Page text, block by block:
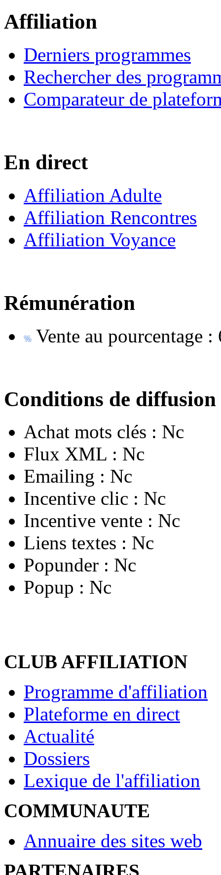
Affiliation
Derniers programmes
Rechercher des
Comparateur de
En direct
Affiliation Adulte
Affiliation Rencontres
Affiliation Voyance
Rémunération
Vente au pourcentage :
Conditions de diffusion
Achat mots clés : Nc
Flux XML : Nc
Emailing : Nc
Incentive clic : Nc
Incentive vente : Nc
Liens textes : Nc
Popunder : Nc
Popup : Nc
CLUB AFFILIATION
Programme d'affiliation
Plateforme en direct
Actualité
Dossiers
Lexique de l'affiliation
COMMUNAUTE
Annuaire des sites web